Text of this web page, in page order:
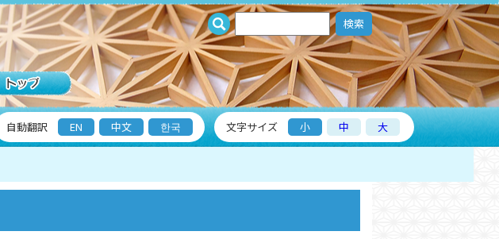
検索
自動翻訳 EN 中文 한국 文字サイズ 小 中 大